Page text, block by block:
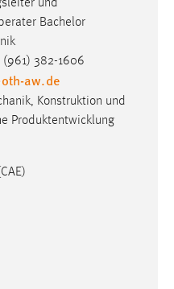
oth-aw.de
Konstruktion und
Produktentwicklung